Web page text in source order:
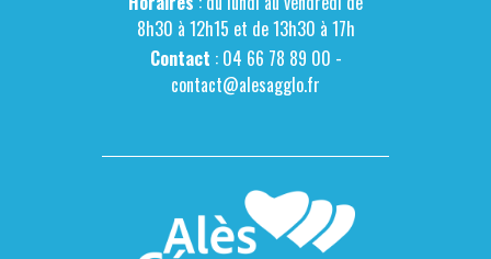
8h30 à 12h15 et de 13h30 à 17h
Contact : 04 66 78 89 00 -
contact@alesagglo.fr